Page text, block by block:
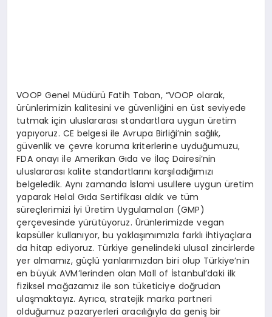
VOOP Genel Müdürü Fatih Taban, “VOOP olarak,
ürünlerimizin kalitesini ve güvenliğini en üst seviyede
tutmak için uluslararası standartlara uygun üretim
yapıyoruz. CE belgesi ile Avrupa Birliği’nin sağlık,
güvenlik ve çevre koruma kriterlerine uyduğumuzu,
FDA onayı ile Amerikan Gıda ve İlaç Dairesi’nin
uluslararası kalite standartlarını karşıladığımızı
belgeledik. Aynı zamanda İslami usullere uygun üretim
yaparak Helal Gıda Sertifikası aldık ve tüm
süreçlerimizi İyi Üretim Uygulamaları (GMP)
çerçevesinde yürütüyoruz. Ürünlerimizde vegan
kapsüller kullanıyor, bu yaklaşımımızla farklı ihtiyaçlara
da hitap ediyoruz. Türkiye genelindeki ulusal zincirlerde
yer almamız, güçlü yanlarımızdan biri olup Türkiye’nin
en büyük AVM’lerinden olan Mall of İstanbul’daki ilk
fiziksel mağazamız ile son tüketiciye doğrudan
ulaşmaktayız. Ayrıca, stratejik marka partneri
olduğumuz pazaryerleri aracılığıyla da geniş bir